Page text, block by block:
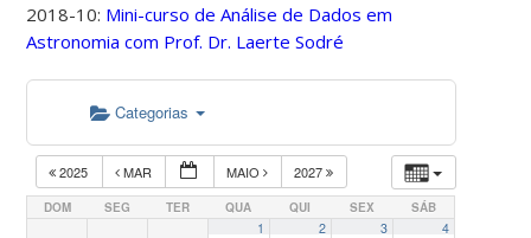
2018-10: Mini-curso de Análise de Dados em
Astronomia com Prof. Dr. Laerte Sodré
Categorias
2025 MAR MAIO 2027
DOM SEG TER QUA QUI SEX SÁB
1 2 3 4